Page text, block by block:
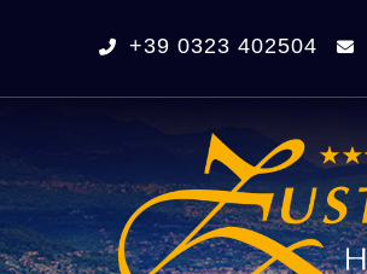
+39 0323 402504